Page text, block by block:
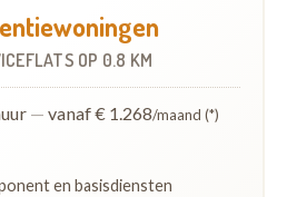
OP 0.8 KM
— vanaf € 1.268/maand (*)
en basisdiensten